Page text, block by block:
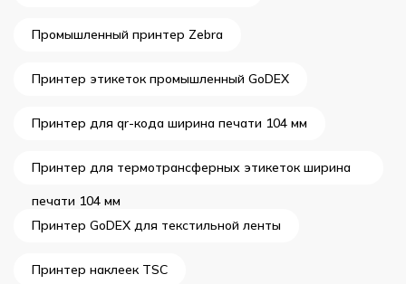
Промышленный принтер Zebra
Принтер этикеток промышленный GoDEX
Принтер для qr-кода ширина печати 104 мм
Принтер для термотрансферных этикеток ширина
печати 104 мм
Принтер GoDEX для текстильной ленты
Принтер наклеек TSC